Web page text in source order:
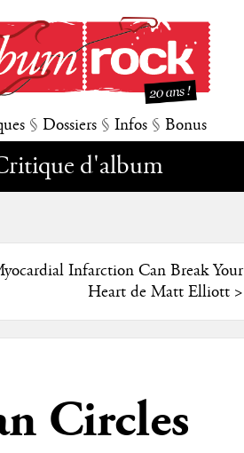
§ Dossiers § Infos § Bonus
d'album
Infarction Can Break Your
Heart de Matt Elliott>
Circles